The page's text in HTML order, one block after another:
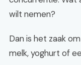
wilt nemen?
Dan is het zaak
melk, yoghurt of